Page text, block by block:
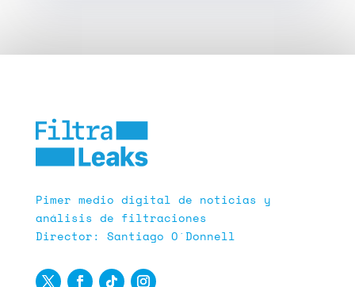
Pimer medio digital de noticias y
análisis de filtraciones
Director: Santiago O´Donnell